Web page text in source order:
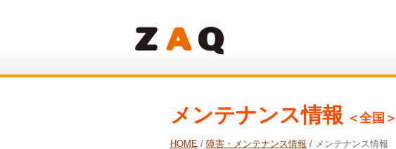
メンテナンス情報 ＜全国＞
HOME / 障害・メンテナンス情報 / メンテナンス情報